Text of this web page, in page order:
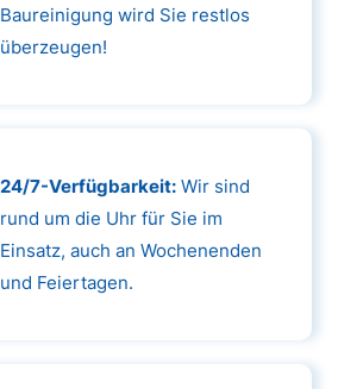
Baureinigung wird Sie restlos
überzeugen!
24/7-Verfügbarkeit:Wir sind
rund um die Uhr für Sie im
Einsatz, auch an Wochenenden
und Feiertagen.